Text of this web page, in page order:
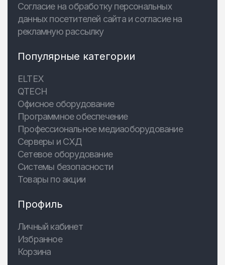
Согласие на обработку персональных
данных посетителей сайта и согласие на
рекламную рассылку
Популярные категории
ELTEX
QTECH
Офисное оборудование
Программное обеспечение
Профессиональное медиаоборудование
Серверы и СХД
Сетевое оборудование
Системы безопасности
Товары по акции
Профиль
Личный кабинет
Избранное
Корзина